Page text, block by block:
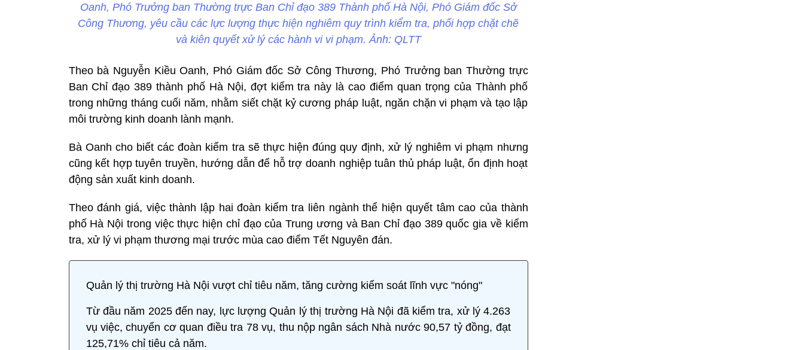
Oanh, Phó Trưởng ban Thường trực Ban Chỉ đạo 389 Thành phố Hà Nội, Phó Giám đốc Sở
Công Thương, yêu cầu các lực lượng thực hiện nghiêm quy trình kiểm tra, phối hợp chặt chẽ
và kiên quyết xử lý các hành vi vi phạm. Ảnh: QLTT
Theo bà Nguyễn Kiều Oanh, Phó Giám đốc Sở Công Thương, Phó Trưởng ban Thường trực
Ban Chỉ đạo 389 thành phố Hà Nội, đợt kiểm tra này là cao điểm quan trọng của Thành phố
trong những tháng cuối năm, nhằm siết chặt kỷ cương pháp luật, ngăn chặn vi phạm và tạo lập
môi trường kinh doanh lành mạnh.
Bà Oanh cho biết các đoàn kiểm tra sẽ thực hiện đúng quy định, xử lý nghiêm vi phạm nhưng
cũng kết hợp tuyên truyền, hướng dẫn để hỗ trợ doanh nghiệp tuân thủ pháp luật, ổn định hoạt
động sản xuất kinh doanh.
Theo đánh giá, việc thành lập hai đoàn kiểm tra liên ngành thể hiện quyết tâm cao của thành
phố Hà Nội trong việc thực hiện chỉ đạo của Trung ương và Ban Chỉ đạo 389 quốc gia về kiểm
tra, xử lý vi phạm thương mại trước mùa cao điểm Tết Nguyên đán.
Quản lý thị trường Hà Nội vượt chỉ tiêu năm, tăng cường kiểm soát lĩnh vực "nóng"
Từ đầu năm 2025 đến nay, lực lượng Quản lý thị trường Hà Nội đã kiểm tra, xử lý 4.263
vụ việc, chuyển cơ quan điều tra 78 vụ, thu nộp ngân sách Nhà nước 90,57 tỷ đồng, đạt
125,71% chỉ tiêu cả năm.